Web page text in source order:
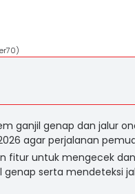
ganjil genap dan jalur
agar perjalanan
fitur untuk mengecek
serta mendeteksi